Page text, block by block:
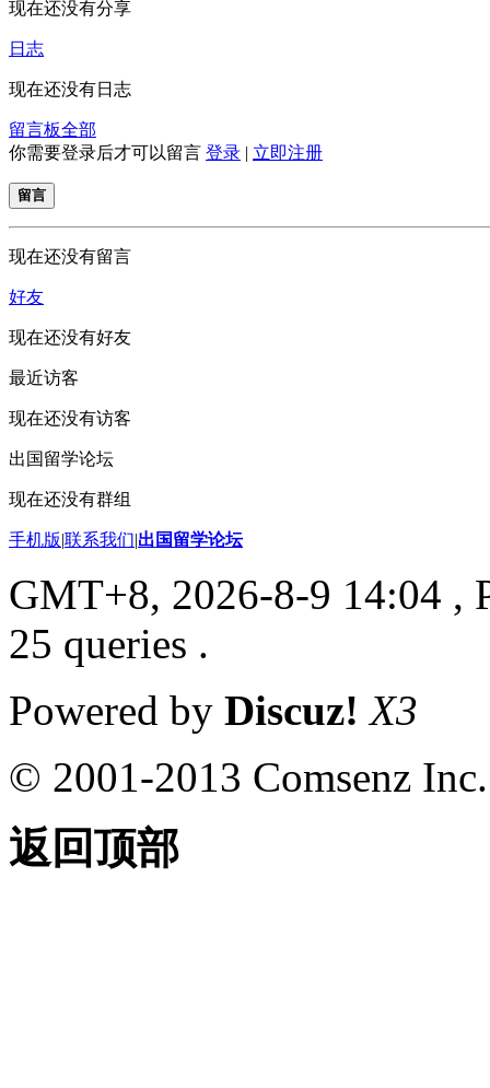
现在还没有分享
日志
现在还没有日志
留言板全部
你需要登录后才可以留言 登录 | 立即注册
留言
现在还没有留言
好友
现在还没有好友
最近访客
现在还没有访客
出国留学论坛
现在还没有群组
手机版|联系我们|出国留学论坛
GMT+8, 2026-8-9 14:04 ,
25 queries .
Powered by Discuz! X3
© 2001-2013 Comsenz Inc.
返回顶部